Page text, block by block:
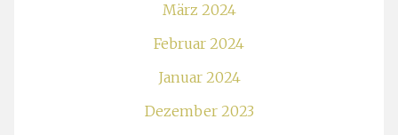
März 2024
Februar 2024
Januar 2024
Dezember 2023